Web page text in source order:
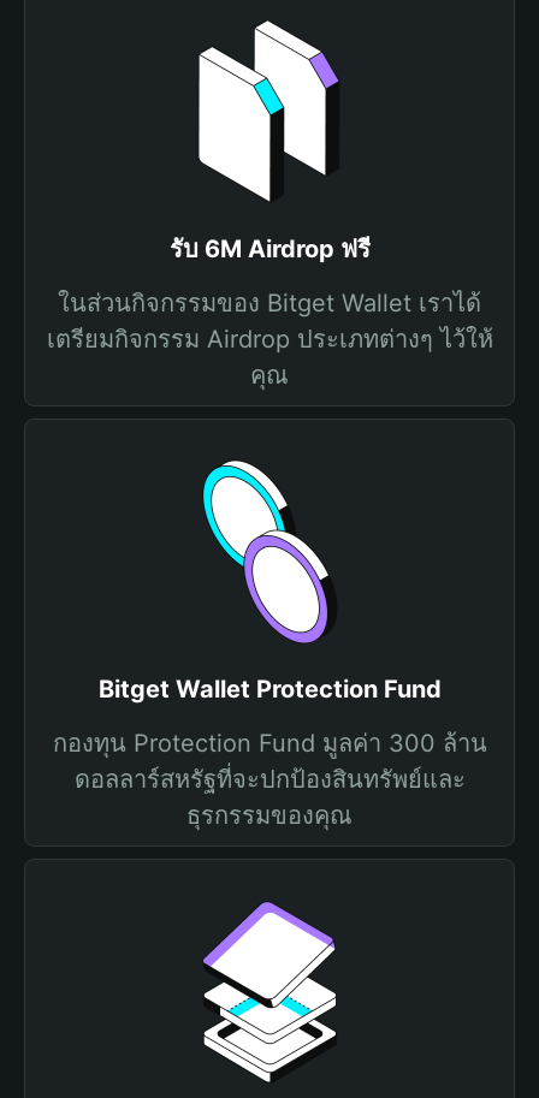
รับ 6M Airdrop ฟรี
ในส่วนกิจกรรมของ Bitget Wallet เราได้
เตรียมกิจกรรม Airdrop ประเภทต่างๆ ไว้ให้
คุณ
Bitget Wallet Protection Fund
กองทุน Protection Fund มูลค่า 300 ล้าน
ดอลลาร์สหรัฐที่จะปกป้องสินทรัพย์และ
ธุรกรรมของคุณ